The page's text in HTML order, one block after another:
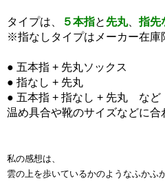
タイプは、 ５本指と先丸、指先
※指なしタイプはメーカー在庫
● 五本指 + 先丸ソックス
● 指なし + 先丸
● 五本指 + 指なし + 先丸 など
温め具合や靴のサイズなどに
私の感想は、
雲の上を歩いているかのようなふかふ